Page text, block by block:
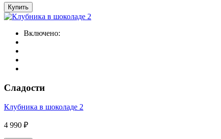
Купить
Включено:
Сладости
Клубника в шоколаде 2
4 990 ₽